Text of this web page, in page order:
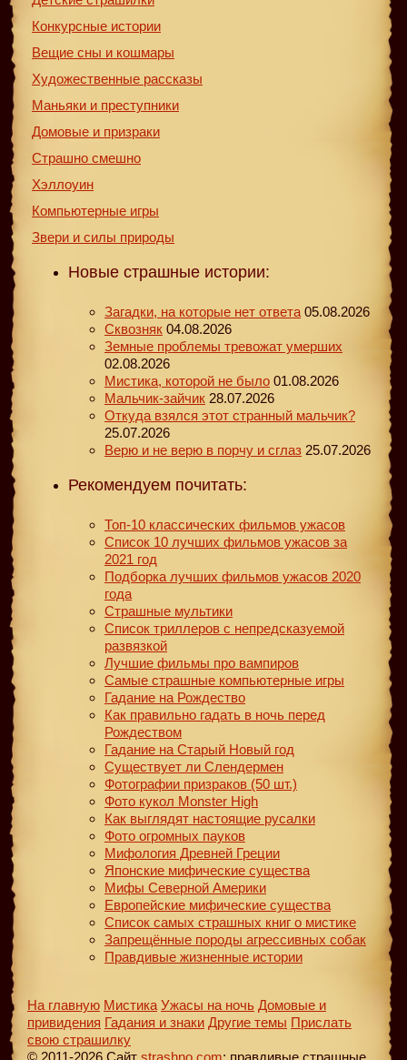
Конкурсные истории
Вещие сны и кошмары
Художественные рассказы
Маньяки и преступники
Домовые и призраки
Страшно смешно
Хэллоуин
Компьютерные игры
Звери и силы природы
Новые страшные истории:
Загадки, на которые нет ответа 05.08.2026
Сквозняк 04.08.2026
Земные проблемы тревожат умерших
02.08.2026
Мистика, которой не было 01.08.2026
Мальчик-зайчик 28.07.2026
Откуда взялся этот странный мальчик?
25.07.2026
Верю и не верю в порчу и сглаз 25.07.2026
Рекомендуем почитать:
Топ-10 классических фильмов ужасов
Список 10 лучших фильмов ужасов за
2021 год
Подборка лучших фильмов ужасов 2020
года
Страшные мультики
Список триллеров с непредсказуемой
развязкой
Лучшие фильмы про вампиров
Самые страшные компьютерные игры
Гадание на Рождество
Как правильно гадать в ночь перед
Рождеством
Гадание на Старый Новый год
Существует ли Слендермен
Фотографии призраков (50 шт.)
Фото кукол Monster High
Как выглядят настоящие русалки
Фото огромных пауков
Мифология Древней Греции
Японские мифические существа
Мифы Северной Америки
Европейские мифические существа
Список самых страшных книг о мистике
Запрещённые породы агрессивных собак
Правдивые жизненные истории
На главную Мистика Ужасы на ночь Домовые и
привидения Гадания и знаки Другие темы Прислать
свою страшилку
© 2011-2026 Сайт strashno.com: правдивые страшные